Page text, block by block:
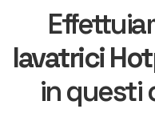
lavatrici
in questi